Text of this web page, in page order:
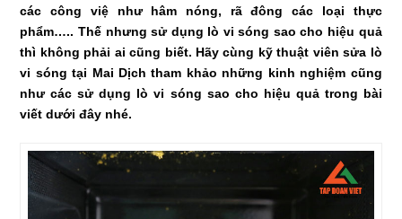
các công việ như hâm nóng, rã đông các loại thực
phẩm….. Thế nhưng sử dụng lò vi sóng sao cho hiệu quả
thì không phải ai cũng biết. Hãy cùng kỹ thuật viên sửa lò
vi sóng tại Mai Dịch tham khảo những kinh nghiệm cũng
như các sử dụng lò vi sóng sao cho hiệu quả trong bài
viết dưới đây nhé.